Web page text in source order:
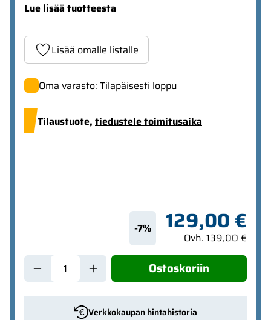
Lue lisää tuotteesta
Lisää omalle listalle
Oma varasto: Tilapäisesti loppu
Tilaustuote, tiedustele toimitusaika
-7% 129,00 €
Ovh. 139,00 €
Ostoskoriin
Verkkokaupan hintahistoria